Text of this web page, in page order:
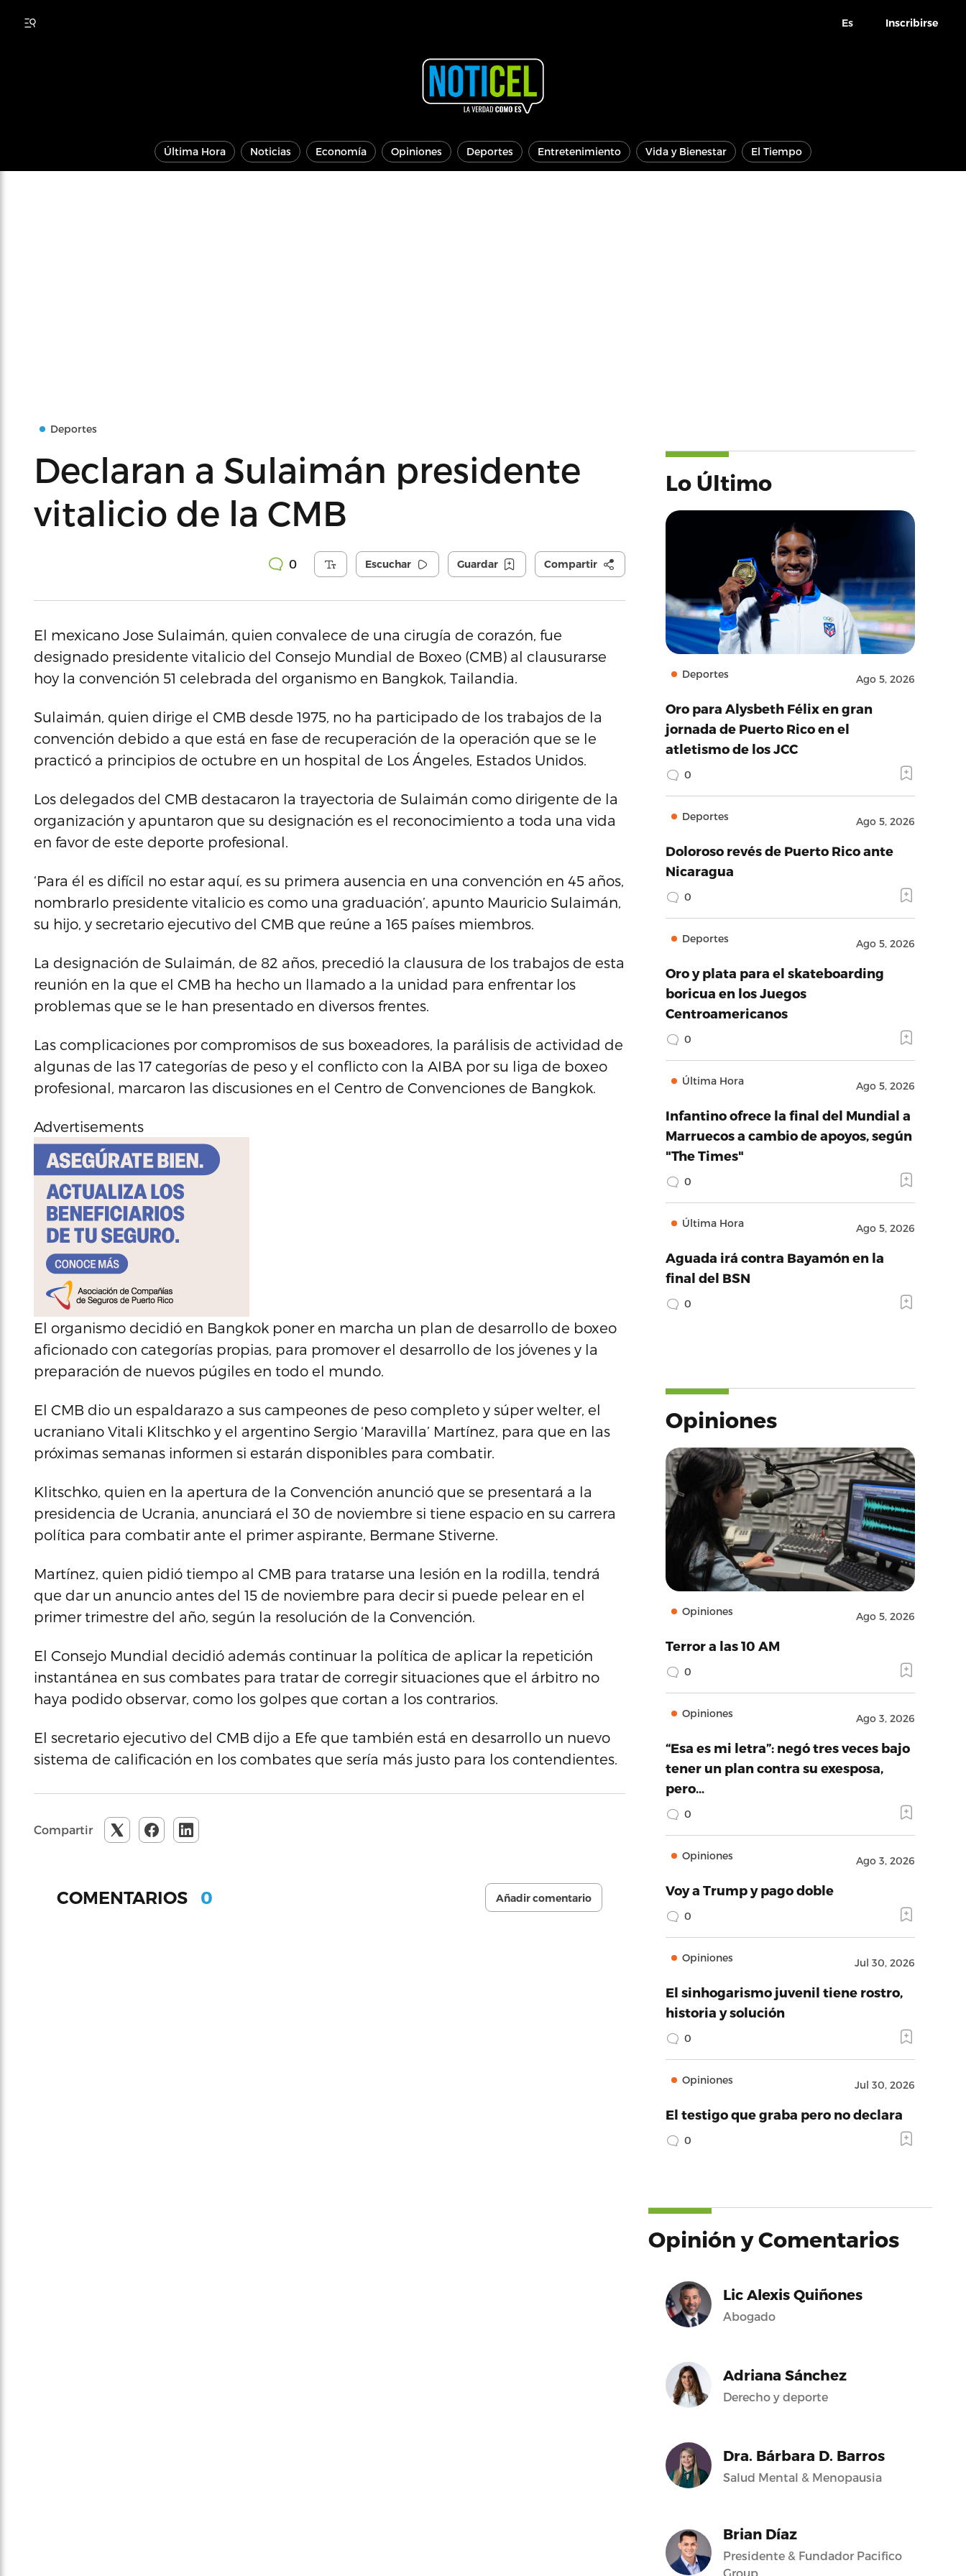
Es Inscribirse
Última Hora Noticias Economía Opiniones Deportes Entretenimiento Vida y Bienestar El Tiempo
Deportes
Declaran a Sulaimán presidente
vitalicio de la CMB
0 Escuchar Guardar Compartir
El mexicano Jose Sulaimán, quien convalece de una cirugía de corazón, fue
designado presidente vitalicio del Consejo Mundial de Boxeo (CMB) al clausurarse
hoy la convención 51 celebrada del organismo en Bangkok, Tailandia.
Sulaimán, quien dirige el CMB desde 1975, no ha participado de los trabajos de la
convención debido a que está en fase de recuperación de la operación que se le
practicó a principios de octubre en un hospital de Los Ángeles, Estados Unidos.
Los delegados del CMB destacaron la trayectoria de Sulaimán como dirigente de la
organización y apuntaron que su designación es el reconocimiento a toda una vida
en favor de este deporte profesional.
‘Para él es difícil no estar aquí, es su primera ausencia en una convención en 45 años,
nombrarlo presidente vitalicio es como una graduación’, apunto Mauricio Sulaimán,
su hijo, y secretario ejecutivo del CMB que reúne a 165 países miembros.
La designación de Sulaimán, de 82 años, precedió la clausura de los trabajos de esta
reunión en la que el CMB ha hecho un llamado a la unidad para enfrentar los
problemas que se le han presentado en diversos frentes.
Las complicaciones por compromisos de sus boxeadores, la parálisis de actividad de
algunas de las 17 categorías de peso y el conflicto con la AIBA por su liga de boxeo
profesional, marcaron las discusiones en el Centro de Convenciones de Bangkok.
Advertisements
El organismo decidió en Bangkok poner en marcha un plan de desarrollo de boxeo
aficionado con categorías propias, para promover el desarrollo de los jóvenes y la
preparación de nuevos púgiles en todo el mundo.
El CMB dio un espaldarazo a sus campeones de peso completo y súper welter, el
ucraniano Vitali Klitschko y el argentino Sergio ‘Maravilla’ Martínez, para que en las
próximas semanas informen si estarán disponibles para combatir.
Klitschko, quien en la apertura de la Convención anunció que se presentará a la
presidencia de Ucrania, anunciará el 30 de noviembre si tiene espacio en su carrera
política para combatir ante el primer aspirante, Bermane Stiverne.
Martínez, quien pidió tiempo al CMB para tratarse una lesión en la rodilla, tendrá
que dar un anuncio antes del 15 de noviembre para decir si puede pelear en el
primer trimestre del año, según la resolución de la Convención.
El Consejo Mundial decidió además continuar la política de aplicar la repetición
instantánea en sus combates para tratar de corregir situaciones que el árbitro no
haya podido observar, como los golpes que cortan a los contrarios.
El secretario ejecutivo del CMB dijo a Efe que también está en desarrollo un nuevo
sistema de calificación en los combates que sería más justo para los contendientes.
Compartir
COMENTARIOS 0 Añadir comentario
Lo Último
Deportes Ago 5, 2026
Oro para Alysbeth Félix en gran
jornada de Puerto Rico en el
atletismo de los JCC
0
Deportes Ago 5, 2026
Doloroso revés de Puerto Rico ante
Nicaragua
0
Deportes Ago 5, 2026
Oro y plata para el skateboarding
boricua en los Juegos
Centroamericanos
0
Última Hora Ago 5, 2026
Infantino ofrece la final del Mundial a
Marruecos a cambio de apoyos, según
"The Times"
0
Última Hora Ago 5, 2026
Aguada irá contra Bayamón en la
final del BSN
0
Opiniones
Opiniones Ago 5, 2026
Terror a las 10 AM
0
Opiniones Ago 3, 2026
“Esa es mi letra”: negó tres veces bajo
tener un plan contra su exesposa,
pero…
0
Opiniones Ago 3, 2026
Voy a Trump y pago doble
0
Opiniones Jul 30, 2026
El sinhogarismo juvenil tiene rostro,
historia y solución
0
Opiniones Jul 30, 2026
El testigo que graba pero no declara
0
Opinión y Comentarios
Lic Alexis Quiñones
Abogado
Adriana Sánchez
Derecho y deporte
Dra. Bárbara D. Barros
Salud Mental & Menopausia
Brian Díaz
Presidente & Fundador Pacifico
Group